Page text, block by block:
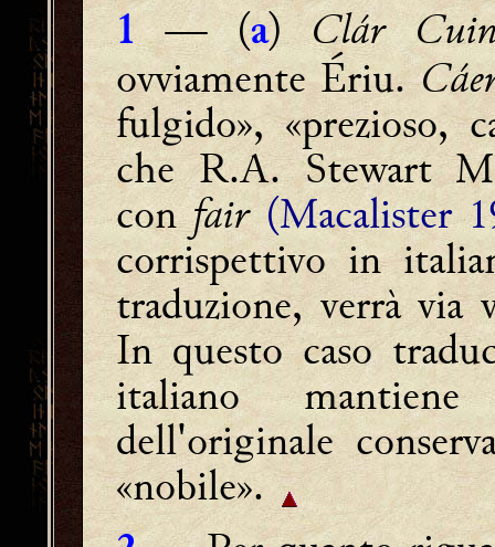
1— (a)Clár
ovviamente Ériu.
fulgido», «prezioso,
che R.A. Stewart
confair(Macalister
corrispettivo in
traduzione, verrà via
In questo caso
italiano
dell'originale
«nobile».